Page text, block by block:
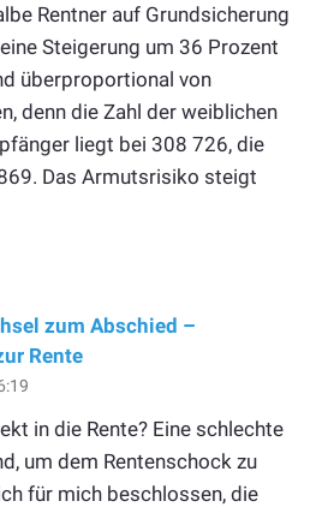
Rentner auf Grundsicherung
Steigerung um 36 Prozent
überproportional von
denn die Zahl der weiblichen
liegt bei 308 726, die
Das Armutsrisiko steigt
zum Abschied –
Rente
in die Rente? Eine schlechte
um dem Rentenschock zu
für mich beschlossen, die